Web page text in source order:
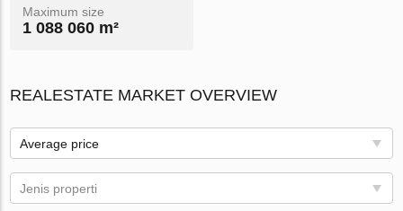
Maximum size
1 088 060 m²
REALESTATE MARKET OVERVIEW
Average price
Jenis properti